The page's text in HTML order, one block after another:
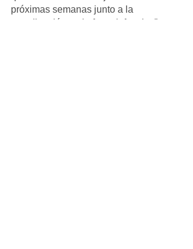
próximas semanas junto a la
coordinación en la fase defensiva”,